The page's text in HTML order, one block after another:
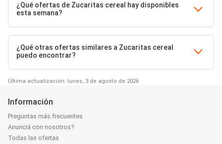
¿Qué ofertas de Zucaritas cereal hay disponibles
esta semana?
¿Qué otras ofertas similares a Zucaritas cereal
puedo encontrar?
Última actualización: lunes, 3 de agosto de 2026
Información
Preguntas más frecuentes
Anunciá con nosotros?
Todas las ofertas